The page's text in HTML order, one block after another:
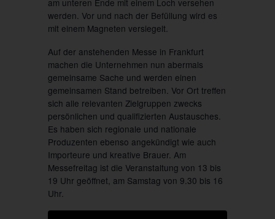
am unteren Ende mit einem Loch versehen
werden. Vor und nach der Befüllung wird es
mit einem Magneten versiegelt.
Auf der anstehenden Messe in Frankfurt
machen die Unternehmen nun abermals
gemeinsame Sache und werden einen
gemeinsamen Stand betreiben. Vor Ort treffen
sich alle relevanten Zielgruppen zwecks
persönlichen und qualifizierten Austausches.
Es haben sich regionale und nationale
Produzenten ebenso angekündigt wie auch
Importeure und kreative Brauer. Am
Messefreitag ist die Veranstaltung von 13 bis
19 Uhr geöffnet, am Samstag von 9.30 bis 16
Uhr.